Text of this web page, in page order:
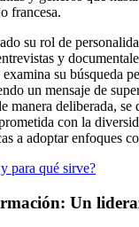
francesa.
su rol de
y
su búsqueda
un mensaje de
manera deliberada, se
con la
a adoptar enfoques
para qué sirve?
Un